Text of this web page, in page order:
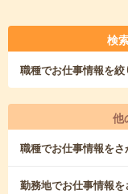
検
職種でお仕事情報を絞
他
職種でお仕事情報をさ
勤務地でお仕事情報を